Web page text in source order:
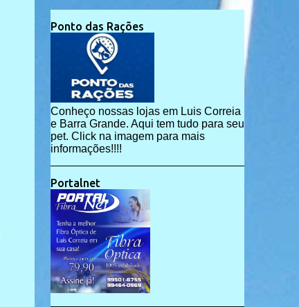
Ponto das Rações
Conheço nossas lojas em Luis Correia
e Barra Grande. Aqui tem tudo para seu
pet. Click na imagem para mais
informações!!!!
Portalnet